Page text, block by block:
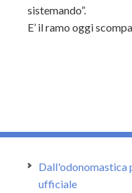
sistemando”.
E’ il ramo oggi
Dall'odonomastica
ufficiale